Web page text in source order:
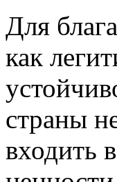
Для
как
страны
входить